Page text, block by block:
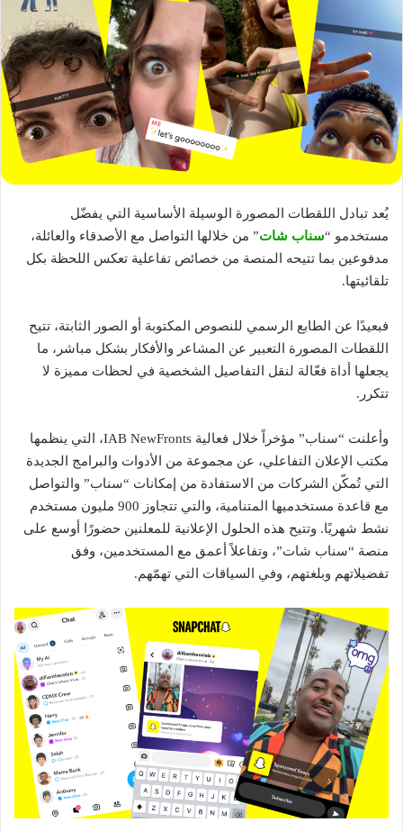
يُعد تبادل اللقطات المصورة الوسيلة الأساسية التي يفضّل
مستخدمو “سناب شات” من خلالها التواصل مع الأصدقاء والعائلة،
مدفوعين بما تتيحه المنصة من خصائص تفاعلية تعكس اللحظة بكل
تلقائيتها.
فبعيدًا عن الطابع الرسمي للنصوص المكتوبة أو الصور الثابتة، تتيح
اللقطات المصورة التعبير عن المشاعر والأفكار بشكل مباشر، ما
يجعلها أداة فعّالة لنقل التفاصيل الشخصية في لحظات مميزة لا
تتكرر.
وأعلنت “سناب” مؤخراً خلال فعالية IAB NewFronts، التي ينظمها
مكتب الإعلان التفاعلي، عن مجموعة من الأدوات والبرامج الجديدة
التي تُمكّن الشركات من الاستفادة من إمكانات “سناب” والتواصل
مع قاعدة مستخدميها المتنامية، والتي تتجاوز 900 مليون مستخدم
نشط شهريًا. وتتيح هذه الحلول الإعلانية للمعلنين حضورًا أوسع على
منصة “سناب شات”، وتفاعلاً أعمق مع المستخدمين، وفق
تفضيلاتهم وبلغتهم، وفي السياقات التي تهمّهم.